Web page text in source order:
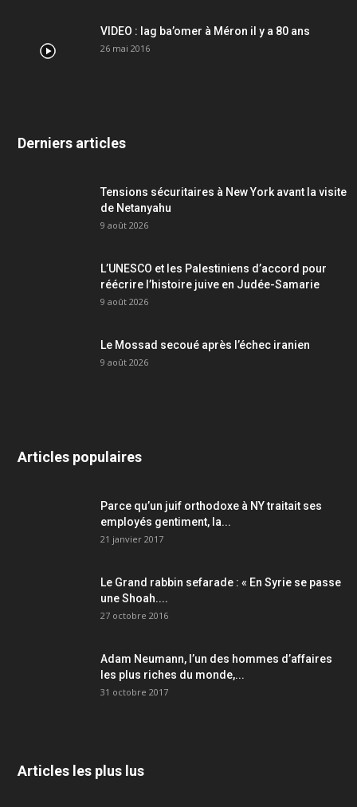
VIDEO : lag ba’omer à Méron il y a 80 ans
26 mai 2016
Derniers articles
Tensions sécuritaires à New York avant la visite
de Netanyahu
9 août 2026
L’UNESCO et les Palestiniens d’accord pour
réécrire l’histoire juive en Judée-Samarie
9 août 2026
Le Mossad secoué après l’échec iranien
9 août 2026
Articles populaires
Parce qu’un juif orthodoxe à NY traitait ses
employés gentiment, la...
21 janvier 2017
Le Grand rabbin sefarade : « En Syrie se passe
une Shoah....
27 octobre 2016
Adam Neumann, l’un des hommes d’affaires
les plus riches du monde,...
31 octobre 2017
Articles les plus lus